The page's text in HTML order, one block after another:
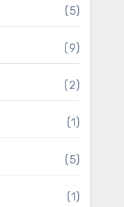
(5)
(9)
(2)
(1)
(5)
(1)